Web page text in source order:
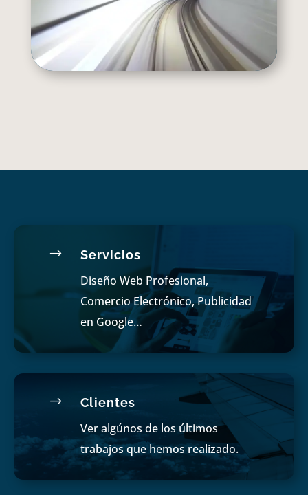
$ Servicios
Diseño Web Profesional,
Comercio Electrónico, Publicidad
en Google…
$ Clientes
Ver algúnos de los últimos
trabajos que hemos realizado.